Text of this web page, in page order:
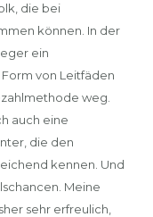
die bei
können. In der
ein
von Leitfäden
weg.
auch eine
die den
kennen. Und
Meine
sehr erfreulich,